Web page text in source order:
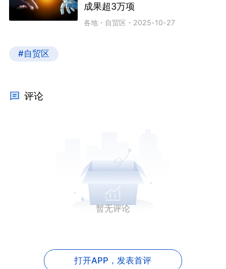
成果超3万项
各地 ・ 自贸区 ・ 2025-10-27
#自贸区
评论
暂无评论
打开APP，发表首评